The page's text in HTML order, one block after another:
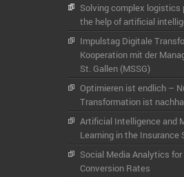
Solving complex logistics
the help of artificial
Impulstag Digitale
Kooperation mit der
St. Gallen (MSSG)
Optimieren ist endlich –
Transformation ist
Artificial Intelligence and
Learning in the Insurance
Social Media Analytics for
Conversion Rates